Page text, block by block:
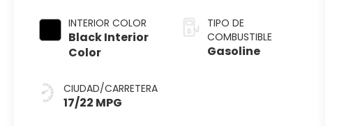
INTERIOR COLOR
Black Interior
Color
CIUDAD/CARRETERA
17/22 MPG
TIPO DE
COMBUSTIBLE
Gasoline